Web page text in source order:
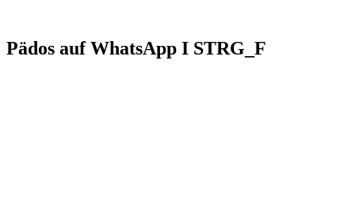
Pädos auf WhatsApp I STRG_F